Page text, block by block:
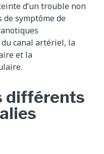
d’un trouble non
symptôme de
canal artériel, la
et la
différents